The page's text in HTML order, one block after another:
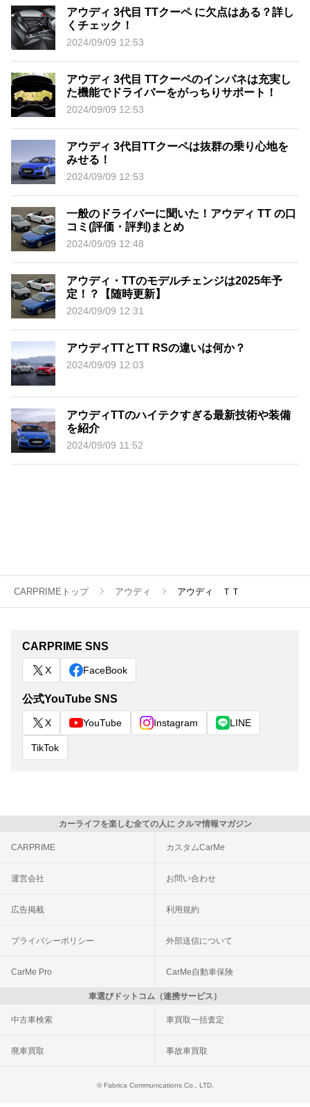
アウディ 3代目 TTクーペ に欠点はある？詳し
くチェック！
2024/09/09 12:53
アウディ 3代目 TTクーペのインパネは充実し
た機能でドライバーをがっちりサポート！
2024/09/09 12:53
アウディ 3代目TTクーペは抜群の乗り心地を
みせる！
2024/09/09 12:53
一般のドライバーに聞いた！アウディ TT の口
コミ(評価・評判)まとめ
2024/09/09 12:48
アウディ・TTのモデルチェンジは2025年予
定！？【随時更新】
2024/09/09 12:31
アウディTTとTT RSの違いは何か？
2024/09/09 12:03
アウディTTのハイテクすぎる最新技術や装備
を紹介
2024/09/09 11:52
CARPRIMEトップ アウディ アウディ ＴＴ
CARPRIME SNS
X FaceBook
公式YouTube SNS
X YouTube Instagram LINE
TikTok
カーライフを楽しむ全ての人に クルマ情報マガジン
CARPRIME カスタムCarMe
運営会社 お問い合わせ
広告掲載 利用規約
プライバシーポリシー 外部送信について
CarMe Pro CarMe自動車保険
車選びドットコム（連携サービス）
中古車検索 車買取一括査定
廃車買取 事故車買取
© Fabrica Communications Co., LTD.